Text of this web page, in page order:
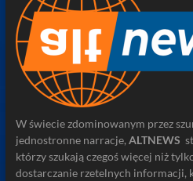
W świecie zdominowanym przez
jednostronne narracje, ALTNEWS
którzy szukają czegoś więcej niż
dostarczanie rzetelnych informacji,